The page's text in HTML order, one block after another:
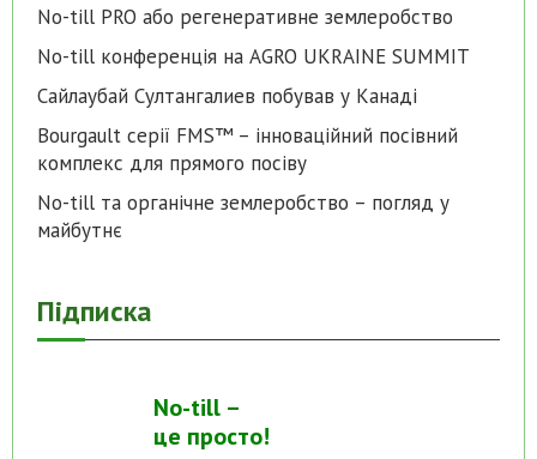
No-till PRO або регенеративне землеробство
No-till конференція на AGRO UKRAINE SUMMIT
Сайлаубай Султангалиев побував у Канаді
Bourgault серії FMS™ – інноваційний посівний
комплекс для прямого посіву
No-till та органічне землеробство – погляд у
майбутнє
Підписка
No-till –
це просто!